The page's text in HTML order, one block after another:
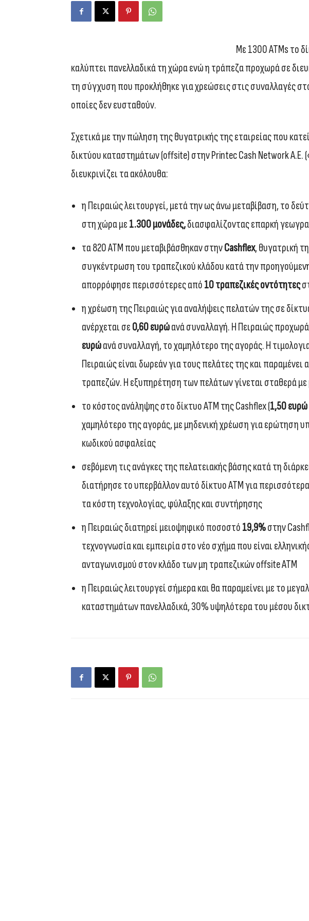
Με 1300 ΑΤΜs το
καλύπτει πανελλαδικά τη χώρα ενώ η τράπεζα προχωρά σε
τη σύγχυση που προκλήθηκε για χρεώσεις στις συναλλαγές
οποίες δεν ευσταθούν.
Σχετικά με την πώληση της θυγατρικής της εταιρείας που
δικτύου καταστημάτων (offsite) στην Printec Cash Network A.E.
διευκρινίζει τα ακόλουθα:
η Πειραιώς λειτουργεί, μετά την ως άνω μεταβίβαση, το
στη χώρα με 1.300 μονάδες,διασφαλίζοντας επαρκή
τα 820 ΑΤΜ που μεταβιβάσθηκαν στηνCashflex, θυγατρική
συγκέντρωση του τραπεζικού κλάδου κατά την
απορρόφησε περισσότερες από 10 τραπεζικές οντότητες
η χρέωση της Πειραιώς για αναλήψεις πελατών της σε
ανέρχεται σε 0,60 ευρώανά συναλλαγή. Η Πειραιώς
ευρώανά συναλλαγή, το χαμηλότερο της αγοράς. Η
Πειραιώς είναι δωρεάν για τους πελάτες της και
τραπεζών. H εξυπηρέτηση των πελάτων γίνεται σταθερά με
το κόστος ανάληψης στο δίκτυο ΑΤΜ της Cashflex (1,50 ευρώ
χαμηλότερο της αγοράς, με μηδενική χρέωση για ερώτηση
κωδικού ασφαλείας
σεβόμενη τις ανάγκες της πελατειακής βάσης κατά τη
διατήρησε το υπερβάλλον αυτό δίκτυο ΑΤΜ για
τα κόστη τεχνολογίας, φύλαξης και συντήρησης
η Πειραιώς διατηρεί μειοψηφικό ποσοστό 19,9%στην
τεχνογνωσία και εμπειρία στο νέο σχήμα που είναι
ανταγωνισμού στον κλάδο των μη τραπεζικών offsite ATM
η Πειραιώς λειτουργεί σήμερα και θα παραμείνει με το
καταστημάτων πανελλαδικά, 30% υψηλότερα του μέσου